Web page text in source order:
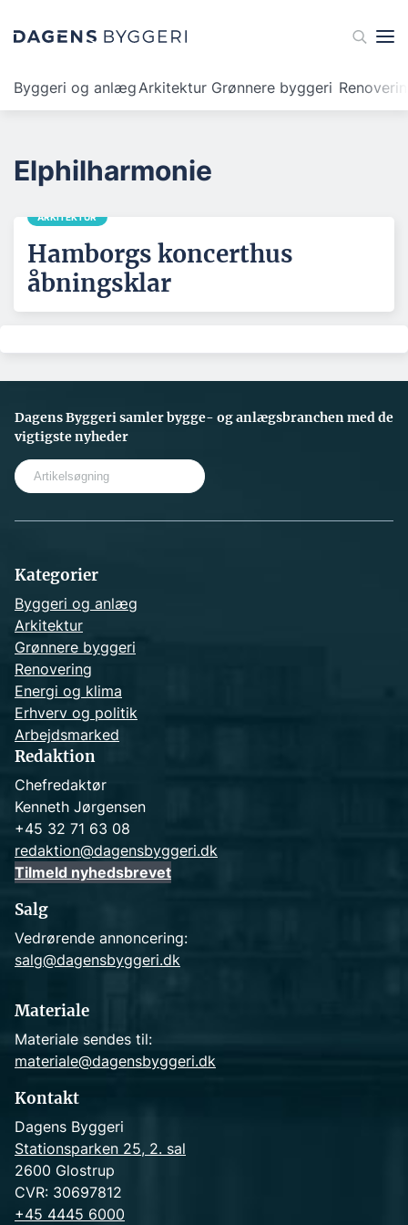
Byggeri og anlægArkitektur Grønnere byggeri
Elphilharmonie
ARKITEKTUR
Hamborgs koncerthus
åbningsklar
Dagens Byggeri samler bygge- og anlægsbranchen med de
vigtigste nyheder
Kategorier
Byggeri og anlæg
Arkitektur
Grønnere byggeri
Renovering
Energi og klima
Erhverv og politik
Arbejdsmarked
Redaktion
Chefredaktør
Kenneth Jørgensen
+45 32 71 63 08
redaktion@dagensbyggeri.dk
Tilmeld nyhedsbrevet
Salg
Vedrørende annoncering:
salg@dagensbyggeri.dk
Materiale
Materiale sendes til:
materiale@dagensbyggeri.dk
Kontakt
Dagens Byggeri
Stationsparken 25, 2. sal
2600 Glostrup
CVR: 30697812
+45 4445 6000